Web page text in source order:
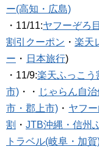
ー(高知・広島)
・11/11:ヤフーぞろ
割引クーポン ・ 楽天
ー ・ 日本旅行)
・11/9:楽天ふっこう
市) ・・ じゃらん自
市・郡上市) ・ ヤフ
割 ・ JTB沖縄・信州
トラベル(岐阜・加賀